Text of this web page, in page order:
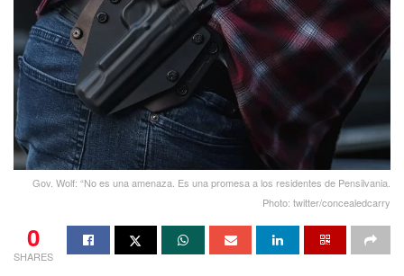
Gov. Wolf: “No es una amenaza. Es una promesa a los residentes de Pensilvania.
Photo: twitter/concealedcarry
0
SHARES